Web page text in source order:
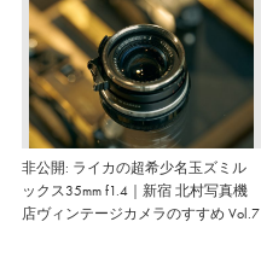
非公開: ライカの超希少名玉ズミル
ックス35mm f1.4｜新宿 北村写真機
店ヴィンテージカメラのすすめ Vol.7